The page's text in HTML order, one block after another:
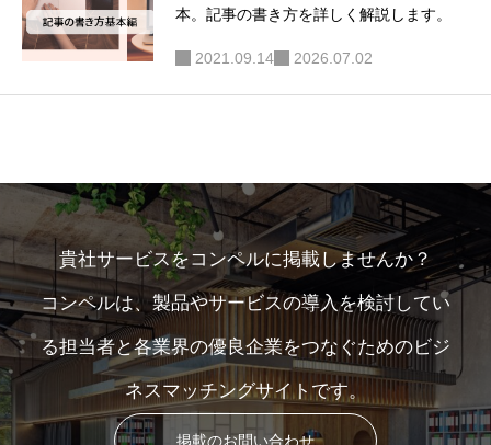
本。記事の書き方を詳しく解説します。
2021.09.14 2026.07.02
貴社サービスをコンペルに掲載しませんか？
コンペルは、製品やサービスの導入を検討してい
る担当者と各業界の優良企業をつなぐためのビジ
ネスマッチングサイトです。
掲載のお問い合わせ